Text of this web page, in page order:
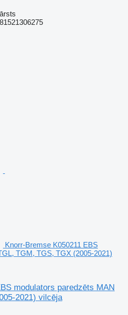
Knorr-Bremse K050211 EBS
TGM, TGS, TGX (2005-2021)
modulators paredzēts MAN
2021) vilcēja